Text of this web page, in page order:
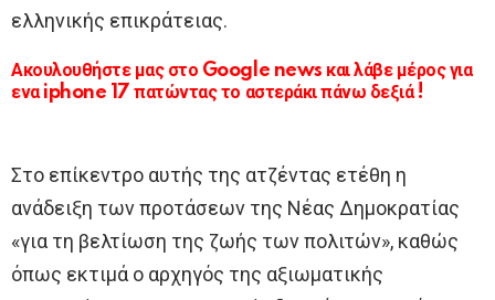
ελληνικής επικράτειας.
Ακουλουθήστε μας στο Google news και λάβε μέρος για
ενα iphone 17 πατώντας το αστεράκι πάνω δεξιά !
Στο επίκεντρο αυτής της ατζέντας ετέθη η
ανάδειξη των προτάσεων της Νέας Δημοκρατίας
«για τη βελτίωση της ζωής των πολιτών», καθώς
όπως εκτιμά ο αρχηγός της αξιωματικής